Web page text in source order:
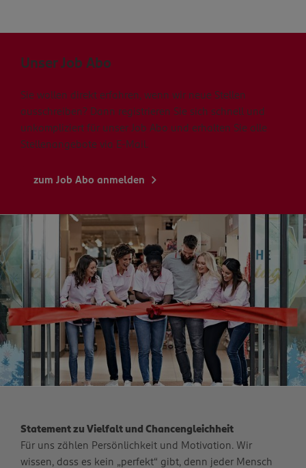
Unser Job Abo
Sie wollen direkt erfahren, wenn wir neue Stellen
ausschreiben? Dann registrieren Sie sich schnell und
unkompliziert für unser Job Abo und erhalten Sie alle
Stellenangebote via E-Mail.
zum Job Abo anmelden
Statement zu Vielfalt und Chancengleichheit
Für uns zählen Persönlichkeit und Motivation. Wir
wissen, dass es kein „perfekt“ gibt, denn jeder Mensch